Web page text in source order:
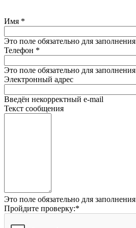
Имя *
Это поле обязательно для заполнения
Телефон *
Это поле обязательно для заполнения
Электронный адрес
Введён некорректный e-mail
Текст сообщения
Это поле обязательно для заполнения
Пройдите проверку:*